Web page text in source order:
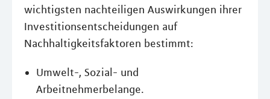
wichtigsten nachteiligen Auswirkungen ihrer
Investitionsentscheidungen auf
Nachhaltigkeitsfaktoren bestimmt:
Umwelt-, Sozial- und
Arbeitnehmerbelange.